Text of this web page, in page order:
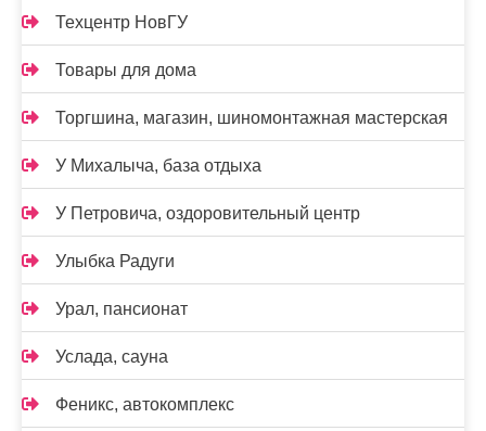
Техцентр НовГУ
Товары для дома
Торгшина, магазин, шиномонтажная мастерская
У Михалыча, база отдыха
У Петровича, оздоровительный центр
Улыбка Радуги
Урал, пансионат
Услада, сауна
Феникс, автокомплекс